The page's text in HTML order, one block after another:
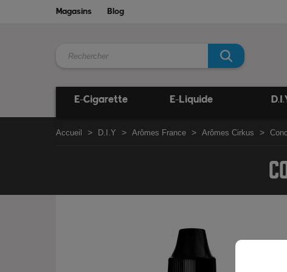
Magasins Blog
E-Cigarette E-Liquide
Accueil D.I.Y Arômes France Arômes Cirkus